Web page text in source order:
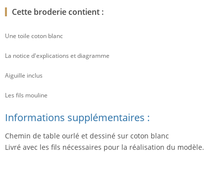
Cette broderie contient :
Une toile coton blanc
La notice d'explications et diagramme
Aiguille inclus
Les fils mouline
Informations supplémentaires :
Chemin de table ourlé et dessiné sur coton blanc
Livré avec les fils nécessaires pour la réalisation du modèle.